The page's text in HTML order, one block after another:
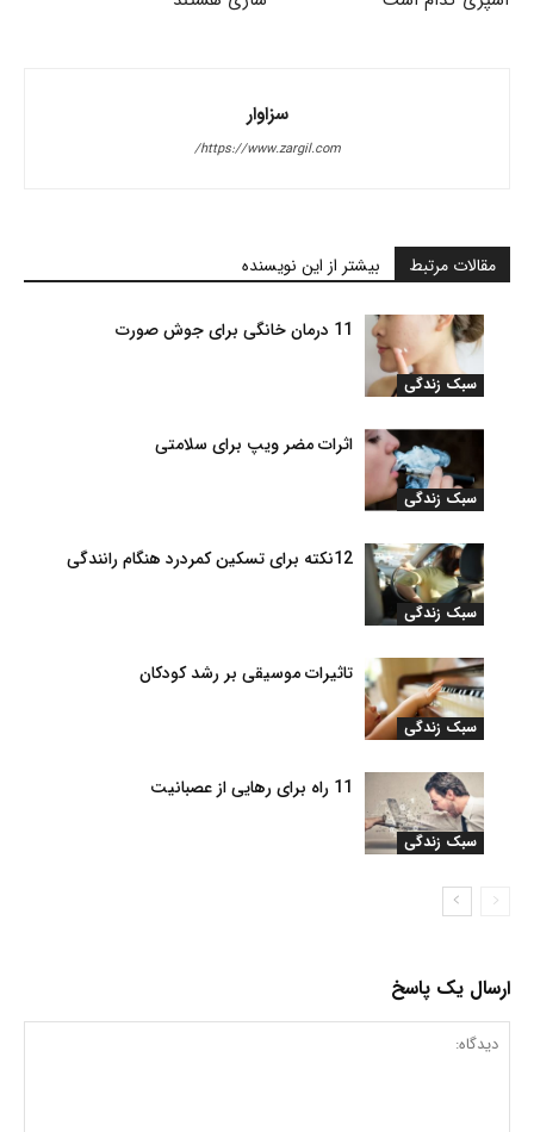
سزاوار
https://www.zargil.com/
مقالات مرتبط بیشتر از این نویسنده
سبک زندگی
11 درمان خانگی برای جوش صورت
سبک زندگی
اثرات مضر ویپ برای سلامتی
سبک زندگی
12نکته برای تسکین کمردرد هنگام رانندگی
سبک زندگی
تاثیرات موسیقی بر رشد کودکان
سبک زندگی
11 راه برای رهایی از عصبانیت
ارسال یک پاسخ